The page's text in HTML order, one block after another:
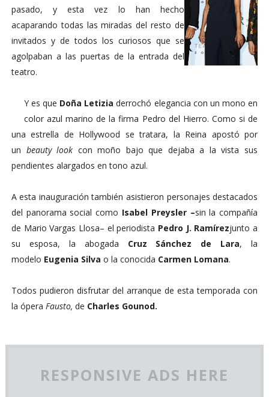
pasado, y esta vez lo han hecho
acaparando todas las miradas del resto de
invitados y de todos los curiosos que se
agolpaban a las puertas de la entrada del
teatro.
Y es que Doña Letizia derrochó elegancia con un mono en
color azul marino de la firma Pedro del Hierro. Como si de
una estrella de Hollywood se tratara, la Reina apostó por
un beauty look con moño bajo que dejaba a la vista sus
pendientes alargados en tono azul.
A esta inauguración también asistieron personajes destacados
del panorama social como Isabel Preysler –sin la compañía
de Mario Vargas Llosa– el periodista Pedro J. Ramírezjunto a
su esposa, la abogada Cruz Sánchez de Lara, la
modelo Eugenia Silva o la conocida Carmen Lomana.
Todos pudieron disfrutar del arranque de esta temporada con
la ópera Fausto, de Charles Gounod.
RESPONSIVE ADS HERE